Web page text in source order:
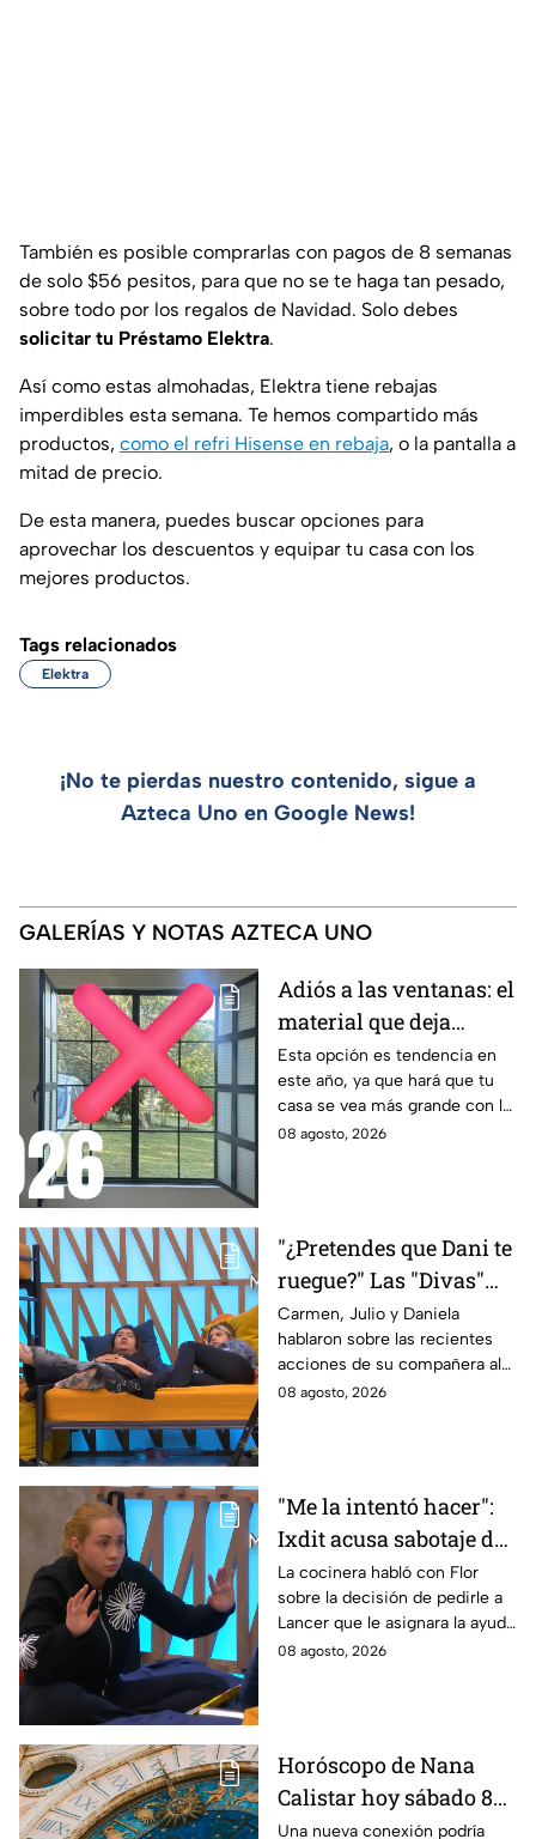
También es posible comprarlas con pagos de 8 semanas
de solo $56 pesitos, para que no se te haga tan pesado,
sobre todo por los regalos de Navidad. Solo debes
solicitar tu Préstamo Elektra.
Así como estas almohadas, Elektra tiene rebajas
imperdibles esta semana. Te hemos compartido más
productos, como el refri Hisense en rebaja, o la pantalla a
mitad de precio.
De esta manera, puedes buscar opciones para
aprovechar los descuentos y equipar tu casa con los
mejores productos.
Tags relacionados
Elektra
¡No te pierdas nuestro contenido, sigue a
Azteca Uno en Google News!
GALERÍAS Y NOTAS AZTECA UNO
Adiós a las ventanas: el
material que deja
entrar la luz y evita
miradas indiscretas en
casa
Esta opción es tendencia en
este año, ya que hará que tu
casa se vea más grande con la
entrada de los rayos del sol
08 agosto, 2026
"¿Pretendes que Dani te
ruegue?" Las "Divas"
lamentan el
comportamiento de
Michelle en MasterChef
24/7
Carmen, Julio y Daniela
hablaron sobre las recientes
acciones de su compañera al
interior del Mundo MasterChef
08 agosto, 2026
"Me la intentó hacer":
Ixdit acusa sabotaje de
Ramahá en la pasada
gala de salvación de
MasterChef 24/7
La cocinera habló con Flor
sobre la decisión de pedirle a
Lancer que le asignara la ayuda
de Ramahá y no la de Daniela
08 agosto, 2026
Horóscopo de Nana
Calistar hoy sábado 8
de agosto del 2026 para
Una nueva conexión podría